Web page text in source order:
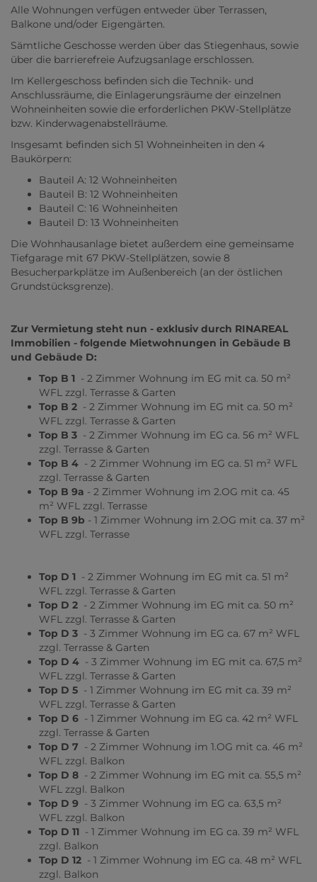
Alle Wohnungen verfügen entweder über Terrassen,
Balkone und/oder Eigengärten.
Sämtliche Geschosse werden über das Stiegenhaus, sowie
über die barrierefreie Aufzugsanlage erschlossen.
Im Kellergeschoss befinden sich die Technik- und
Anschlussräume, die Einlagerungsräume der einzelnen
Wohneinheiten sowie die erforderlichen PKW-Stellplätze
bzw. Kinderwagenabstellräume.
Insgesamt befinden sich 51 Wohneinheiten in den 4
Baukörpern:
Bauteil A: 12 Wohneinheiten
Bauteil B: 12 Wohneinheiten
Bauteil C: 16 Wohneinheiten
Bauteil D: 13 Wohneinheiten
Die Wohnhausanlage bietet außerdem eine gemeinsame
Tiefgarage mit 67 PKW-Stellplätzen, sowie 8
Besucherparkplätze im Außenbereich (an der östlichen
Grundstücksgrenze).
Zur Vermietung steht nun - exklusiv durch RINAREAL
Immobilien - folgende Mietwohnungen in Gebäude B
und Gebäude D:
Top B 1 - 2 Zimmer Wohnung im EG mit ca. 50 m²
WFL zzgl. Terrasse & Garten
Top B 2 - 2 Zimmer Wohnung im EG mit ca. 50 m²
WFL zzgl. Terrasse & Garten
Top B 3 - 2 Zimmer Wohnung im EG ca. 56 m² WFL
zzgl. Terrasse & Garten
Top B 4 - 2 Zimmer Wohnung im EG ca. 51 m² WFL
zzgl. Terrasse & Garten
Top B 9a - 2 Zimmer Wohnung im 2.OG mit ca. 45
m² WFL zzgl. Terrasse
Top B 9b - 1 Zimmer Wohnung im 2.OG mit ca. 37 m²
WFL zzgl. Terrasse
Top D 1 - 2 Zimmer Wohnung im EG mit ca. 51 m²
WFL zzgl. Terrasse & Garten
Top D 2 - 2 Zimmer Wohnung im EG mit ca. 50 m²
WFL zzgl. Terrasse & Garten
Top D 3 - 3 Zimmer Wohnung im EG ca. 67 m² WFL
zzgl. Terrasse & Garten
Top D 4 - 3 Zimmer Wohnung im EG mit ca. 67,5 m²
WFL zzgl. Terrasse & Garten
Top D 5 - 1 Zimmer Wohnung im EG mit ca. 39 m²
WFL zzgl. Terrasse & Garten
Top D 6 - 1 Zimmer Wohnung im EG ca. 42 m² WFL
zzgl. Terrasse & Garten
Top D 7 - 2 Zimmer Wohnung im 1.OG mit ca. 46 m²
WFL zzgl. Balkon
Top D 8 - 2 Zimmer Wohnung im EG mit ca. 55,5 m²
WFL zzgl. Balkon
Top D 9 - 3 Zimmer Wohnung im EG ca. 63,5 m²
WFL zzgl. Balkon
Top D 11 - 1 Zimmer Wohnung im EG ca. 39 m² WFL
zzgl. Balkon
Top D 12 - 1 Zimmer Wohnung im EG ca. 48 m² WFL
zzgl. Balkon